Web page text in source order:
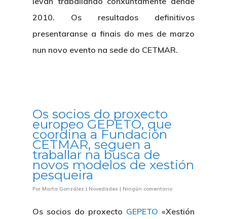
2010. Os resultados definitivos
presentaranse a finais do mes de marzo
nun novo evento na sede do CETMAR.
Os socios do proxecto
europeo GEPETO, que
coordina a Fundación
CETMAR, seguen a
traballar na busca de
novos modelos de xestión
pesqueira
Por Marta González | Novedades | Ningún comentario
Os socios do proxecto GEPETO «Xestión